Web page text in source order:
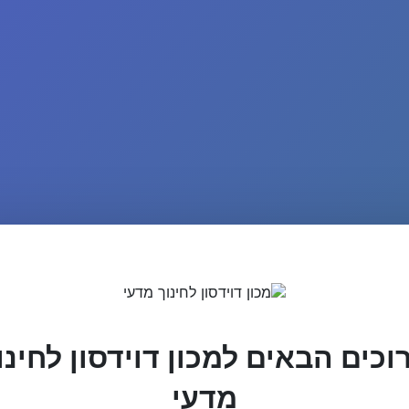
הבאים למכון דוידסון
מדעי